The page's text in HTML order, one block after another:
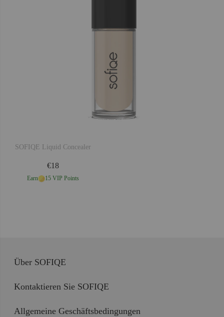
SOFIQE Liquid Concealer
€18
Earn 15 VIP Points
Über SOFIQE
Kontaktieren Sie SOFIQE
Allgemeine Geschäftsbedingungen